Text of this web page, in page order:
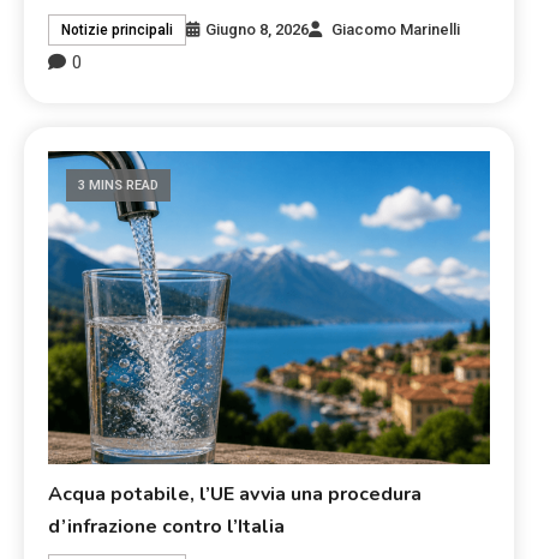
Notizie principali Giugno 8, 2026 Giacomo Marinelli
0
3 MINS READ
Acqua potabile, l’UE avvia una procedura
d’infrazione contro l’Italia